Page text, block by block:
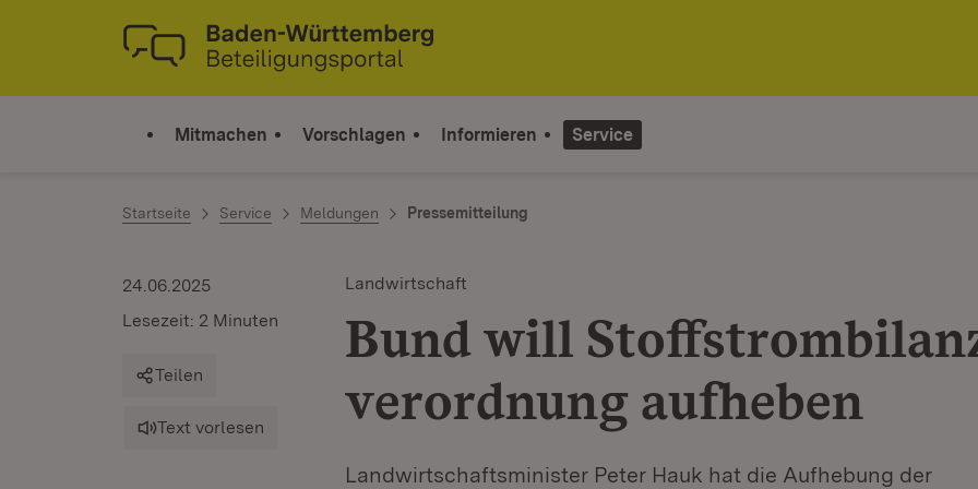
Zum Inhalt springen
Link zur Startseite
Mitmachen Vorschlagen Informieren Service
Startseite Service Meldungen Pressemitteilung
Landwirtschaft
Bund will
verordnung aufheben
Landwirtschaftsminister Peter Hauk hat die Aufhebung der
24.06.2025
Lesezeit: 2 Minuten
Teilen
Text vorlesen